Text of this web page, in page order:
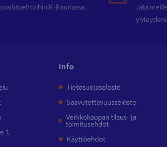
K-Raudassa.
Jätä
1.
Info
Tietosuojaseloste
Saavutettavuusseloste
Verkkokaupan tilaus- ja
toimitusehdot
Käyttöehdot